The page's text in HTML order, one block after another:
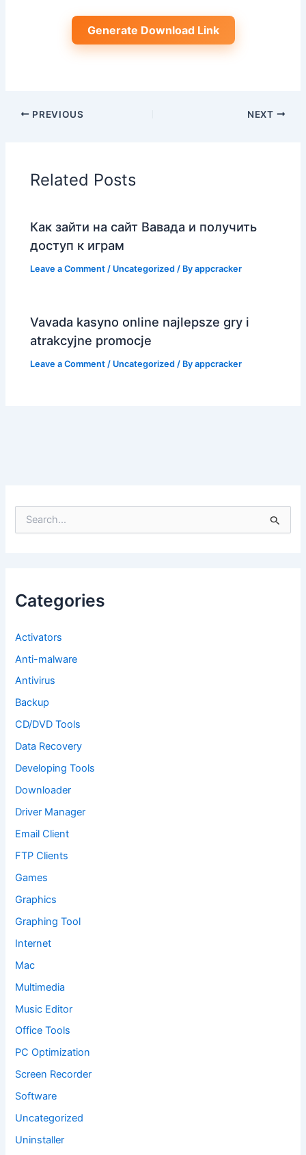
Generate Download Link
PREVIOUS NEXT
Related Posts
Как зайти на сайт Вавада и получить
доступ к играм
Leave a Comment / Uncategorized / Byappcracker
Vavada kasyno online najlepsze gry i
atrakcyjne promocje
Leave a Comment / Uncategorized / Byappcracker
f
o
:
Categories
Activators
Anti-malware
Antivirus
Backup
CD/DVD Tools
Data Recovery
Developing Tools
Downloader
Driver Manager
Email Client
FTP Clients
Games
Graphics
Graphing Tool
Internet
Mac
Multimedia
Music Editor
Office Tools
PC Optimization
Screen Recorder
Software
Uncategorized
Uninstaller